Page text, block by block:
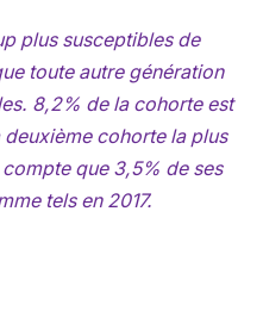
plus susceptibles de
toute autre génération
8,2% de la cohorte est
cohorte la plus
que 3,5% de ses
tels en 2017.